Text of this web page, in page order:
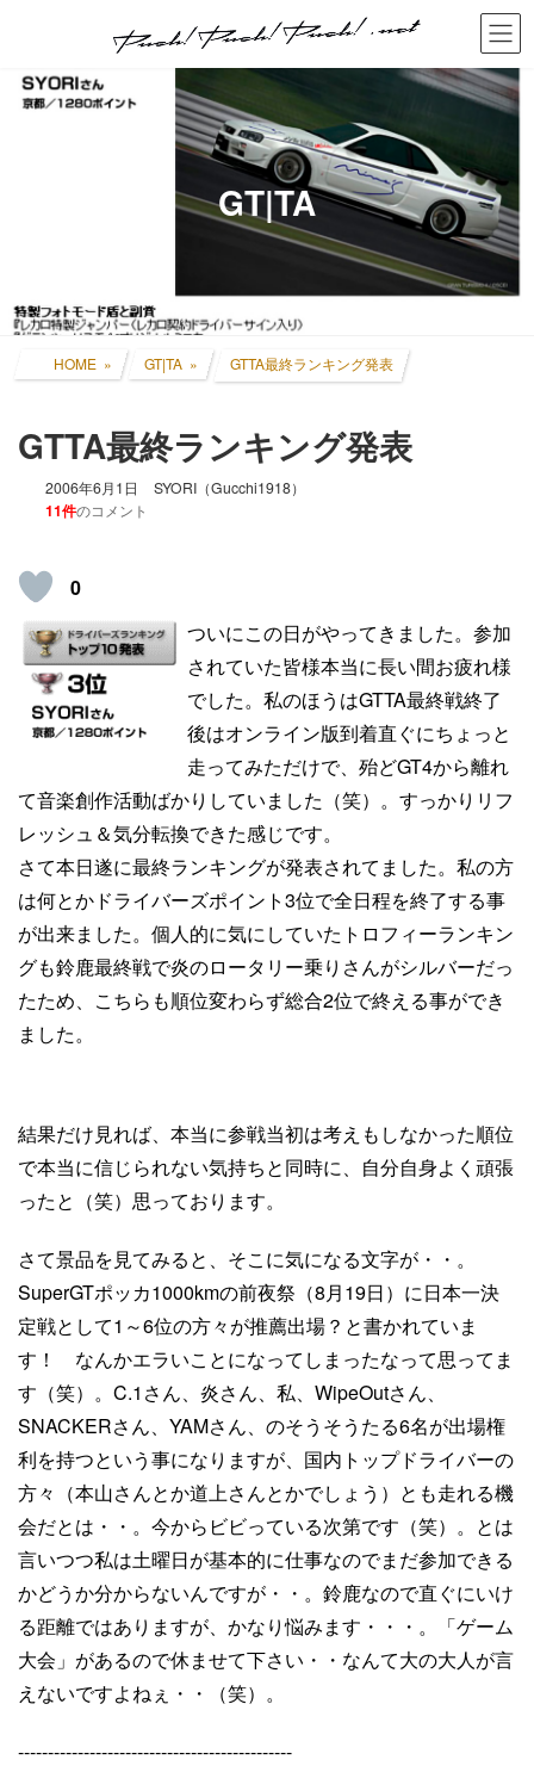
GT|TA
HOME GT|TA GTTA最終ランキング発表
GTTA最終ランキング発表
2006年6月1日 SYORI（Gucchi1918）
11件のコメント
0
ついにこの日がやってきました。参加
されていた皆様本当に長い間お疲れ様
でした。私のほうはGTTA最終戦終了
後はオンライン版到着直ぐにちょっと
走ってみただけで、殆どGT4から離れ
て音楽創作活動ばかりしていました（笑）。すっかりリフ
レッシュ＆気分転換できた感じです。
さて本日遂に最終ランキングが発表されてました。私の方
は何とかドライバーズポイント3位で全日程を終了する事
が出来ました。個人的に気にしていたトロフィーランキン
グも鈴鹿最終戦で炎のロータリー乗りさんがシルバーだっ
たため、こちらも順位変わらず総合2位で終える事ができ
ました。
結果だけ見れば、本当に参戦当初は考えもしなかった順位
で本当に信じられない気持ちと同時に、自分自身よく頑張
ったと（笑）思っております。
さて景品を見てみると、そこに気になる文字が・・。
SuperGTポッカ1000kmの前夜祭（8月19日）に日本一決
定戦として1～6位の方々が推薦出場？と書かれていま
す！ なんかエラいことになってしまったなって思ってま
す（笑）。C.1さん、炎さん、私、WipeOutさん、
SNACKERさん、YAMさん、のそうそうたる6名が出場権
利を持つという事になりますが、国内トップドライバーの
方々（本山さんとか道上さんとかでしょう）とも走れる機
会だとは・・。今からビビっている次第です（笑）。とは
言いつつ私は土曜日が基本的に仕事なのでまだ参加できる
かどうか分からないんですが・・。鈴鹿なので直ぐにいけ
る距離ではありますが、かなり悩みます・・・。「ゲーム
大会」があるので休ませて下さい・・なんて大の大人が言
えないですよねぇ・・（笑）。
----------------------------------------------